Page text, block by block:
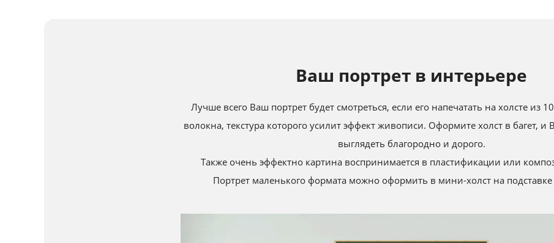
Ваш портрет в интерьере
Лучше всего Ваш портрет будет cмотреться, если его напечатать на холсте из
волокна, текстура которого усилит эффект живописи. Оформите холст в багет, и
выглядеть благородно и дорого.
Также очень эффектно картина воспринимается в пластификации или
Портрет маленького формата можно оформить в мини-холст на подставке